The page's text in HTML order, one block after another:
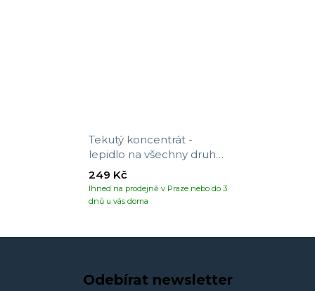
Tekutý koncentrát -
lepidlo na všechny druhy
tapet
Ihned na prodejně v Praze nebo do 3
dnů u vás doma
249 Kč
Odebírat newsletter